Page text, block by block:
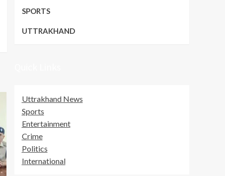
SPORTS
UTTRAKHAND
Uttrakhand News
Sports
Entertainment
Crime
Politics
International